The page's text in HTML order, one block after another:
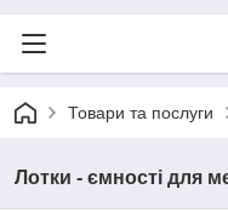
Товари та послуги
Лотки - ємності для